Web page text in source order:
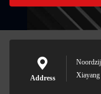
Address